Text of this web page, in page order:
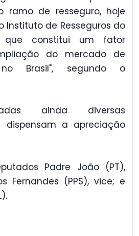
ramo de resseguro, hoje
Instituto de Resseguros do
que constitui um fator
do mercado de
Brasil", segundo o
ainda diversas
dispensam a apreciação
Padre João (PT),
Fernandes (PPS), vice; e